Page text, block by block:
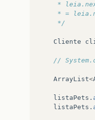
*
* =
	 */
Cliente
//
ArrayList<
listaPets .
listaPets .